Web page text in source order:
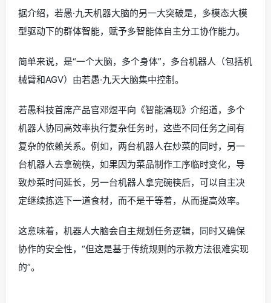
据介绍，若愚·九天机器大脑的另一大突破是，多模态大模
型驱动下的群体智能，赋予多智能体自主分工协作能力。
简单来说，是“一个大脑，多个身体”，多台机器人（包括机
械臂和AGV）由若愚·九天大脑集中控制。
若愚科技首席产品官邓煜平向《智能涌现》介绍道，多个
机器人协同高效率执行复杂任务时，这些不同任务之间有
复杂的依赖关系。例如，两台机器人在炒菜的同时，另一
台机器人去拿碗筷，如果因为菜品制作工序临时变化，导
致炒菜时间延长，另一台机器人拿完碗筷后，可以自主决
定继续拣选下一道食材，而不是干等着，从而提高效率。
这意味着，机器人大脑会自主规划任务逻辑，同时又确保
协作的安全性，“但这是基于传统规则的示教方法很难实现
的”。